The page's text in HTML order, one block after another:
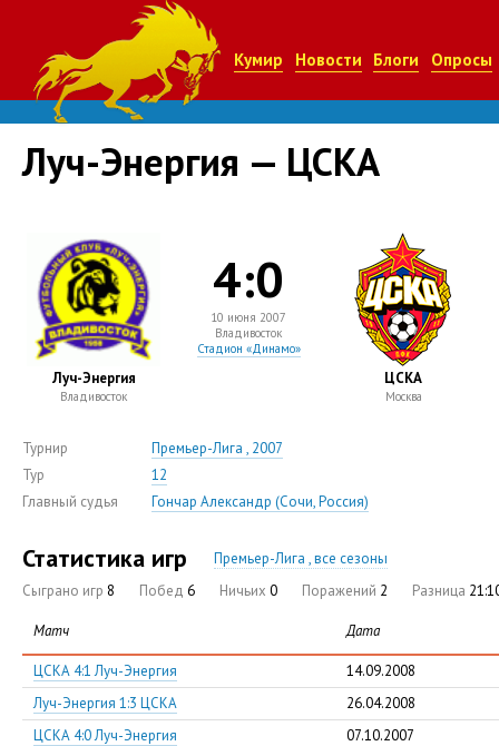
Кумир Новости Блоги Опросы
Луч-Энергия — ЦСКА
Луч-Энергия
Владивосток
4:0
10 июня 2007
Владивосток
Стадион «Динамо»
ЦСКА
Москва
Турнир
Премьер-Лига , 2007
Тур
12
Главный судья
Гончар Александр (Сочи, Россия)
Статистика игр
Премьер-Лига , все сезоны
Сыграно игр 8 Побед 6 Ничьих 0 Поражений 2 Разница
Матч Дата
ЦСКА 4:1 Луч-Энергия
14.09.2008
Луч-Энергия 1:3 ЦСКА
26.04.2008
ЦСКА 4:0 Луч-Энергия
07.10.2007